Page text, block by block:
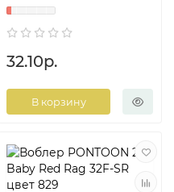
32.10р.
В корзину